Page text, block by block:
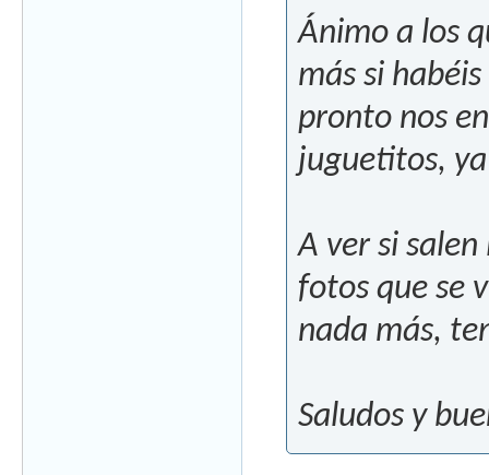
Ánimo a los
más si
pronto nos
juguetitos,
A ver si
fotos que se
nada más,
Saludos y